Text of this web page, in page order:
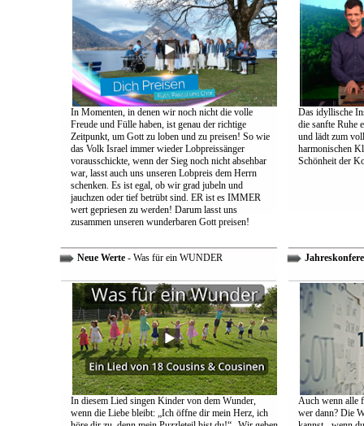
In Momenten, in denen wir noch nicht die volle
Freude und Fülle haben, ist genau der richtige
Zeitpunkt, um Gott zu loben und zu preisen! So wie
das Volk Israel immer wieder Lobpreissänger
vorausschickte, wenn der Sieg noch nicht absehbar
war, lasst auch uns unseren Lobpreis dem Herrn
schenken. Es ist egal, ob wir grad jubeln und
jauchzen oder tief betrübt sind. ER ist es IMMER
wert gepriesen zu werden! Darum lasst uns
zusammen unseren wunderbaren Gott preisen!
Das idyllische
die sanfte Ruhe
und lädt zum
harmonischen
Schönheit der
Neue Werte- Was für ein WUNDER
In diesem Lied singen Kinder von dem Wunder,
wenn die Liebe bleibt: „Ich öffne dir mein Herz, ich
Auch wenn alle
wer dann? Die